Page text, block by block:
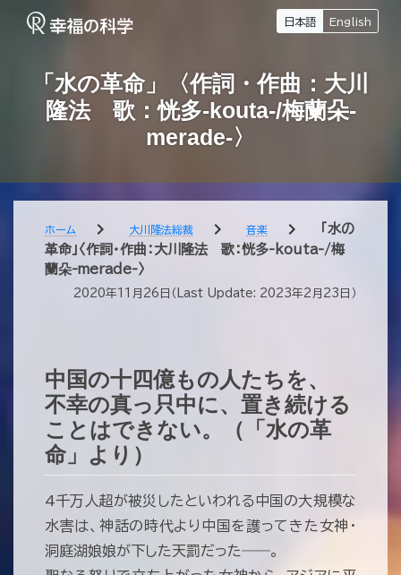
日本語 English
「水の革命」〈作詞・作曲：大川
隆法 歌：恍多-kouta-/梅蘭朵-
merade-〉
ホーム chevron_right 大川隆法総裁 chevron_right 音楽 chevron_right
「水の
革命」〈作詞・作曲：大川隆法 歌：恍多-kouta-/梅
蘭朵-merade-〉
2020年11月26日 （Last Update: 2023年2月23日 ）
中国の十四億もの人たちを、
不幸の真っ只中に、置き続ける
ことはできない。（「水の革
命」より）
4千万人超が被災したといわれる中国の大規模な
水害は、神話の時代より中国を護ってきた女神・
洞庭湖娘娘が下した天罰だった――。